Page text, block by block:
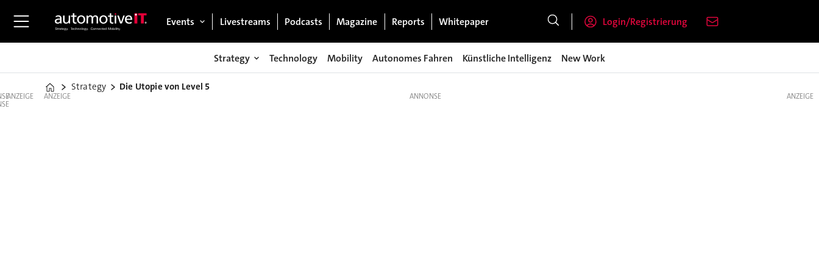
Events Livestreams Podcasts Magazine Reports Whitepaper Login/Registrierung
Strategy Technology Mobility Autonomes Fahren Künstliche Intelligenz New Work
Home
Strategy Die Utopie von Level 5
ANZEIGE ANZEIGE ANZEIGE